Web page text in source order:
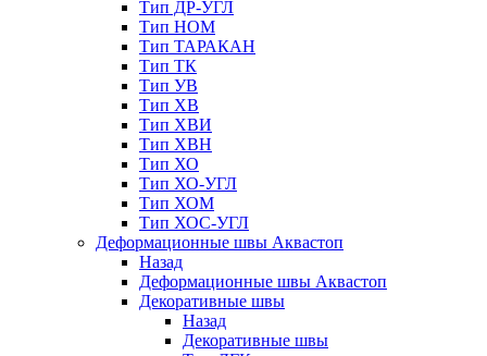
Тип ДР-УГЛ
Тип НОМ
Тип ТАРАКАН
Тип ТК
Тип УВ
Тип ХВ
Тип ХВИ
Тип ХВН
Тип ХО
Тип ХО-УГЛ
Тип ХОМ
Тип ХОС-УГЛ
Деформационные швы Аквастоп
Назад
Деформационные швы Аквастоп
Декоративные швы
Назад
Декоративные швы